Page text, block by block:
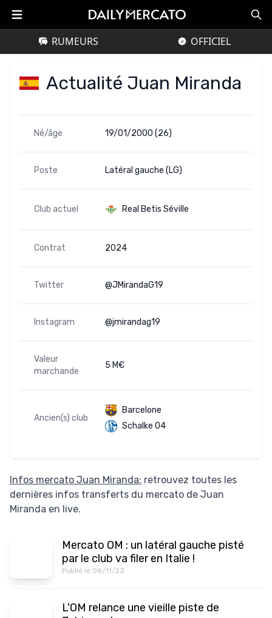
RUMEURS OFFICIEL
Actualité Juan Miranda
Né/âge 19/01/2000 (26)
Poste Latéral gauche (LG)
Club actuel Real Betis Séville
Contrat 2024
Twitter @JMirandaG19
Instagram @jmirandag19
Valeur
marchande
5 M€
Ancien(s) club
Barcelone
Schalke 04
Infos mercato Juan Miranda: retrouvez toutes les
dernières infos transferts du mercato de Juan
Miranda en live.
Mercato OM : un latéral gauche pisté
par le club va filer en Italie !
Publié le 08/11/23
L'OM relance une vieille piste de